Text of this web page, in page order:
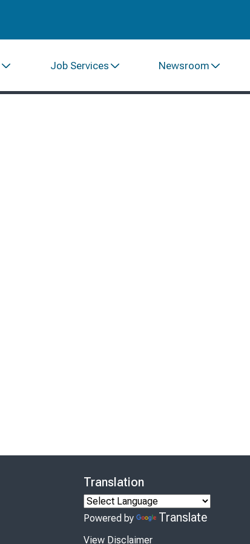
Job Services Newsroom
Translation
Powered by Translate
View Disclaimer